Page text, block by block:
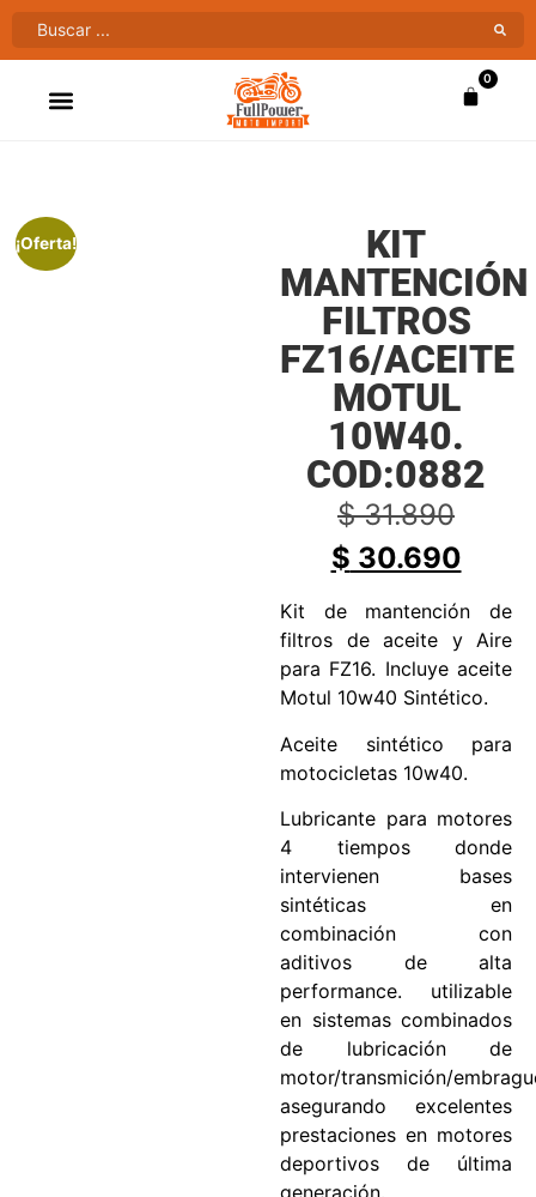
0
¡Oferta!
KIT
MANTENCIÓN
FILTROS
FZ16/ACEITE
MOTUL
10W40.
COD:0882
$31.890
$ 30.690
Kit de mantención de
filtros de aceite y Aire
para FZ16. Incluye aceite
Motul 10w40 Sintético.
Aceite sintético para
motocicletas 10w40.
Lubricante para motores
4 tiempos donde
intervienen bases
sintéticas en
combinación con
aditivos de alta
performance. utilizable
en sistemas combinados
de lubricación de
motor/transmición/
asegurando excelentes
prestaciones en motores
deportivos de última